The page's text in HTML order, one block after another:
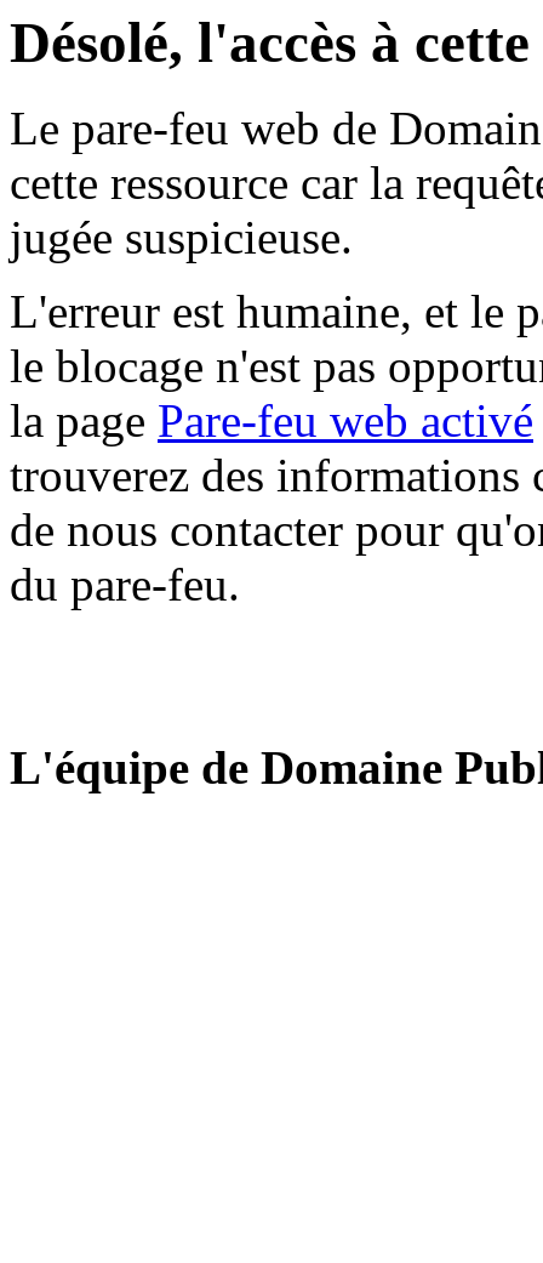
Désolé, l'accès à
Le pare-feu web de
cette ressource car la
jugée suspicieuse.
L'erreur est humaine, et le
le blocage n'est pas
la page Pare-feu web activé
trouverez des informations
de nous contacter pour
du pare-feu.
L'équipe de Domaine